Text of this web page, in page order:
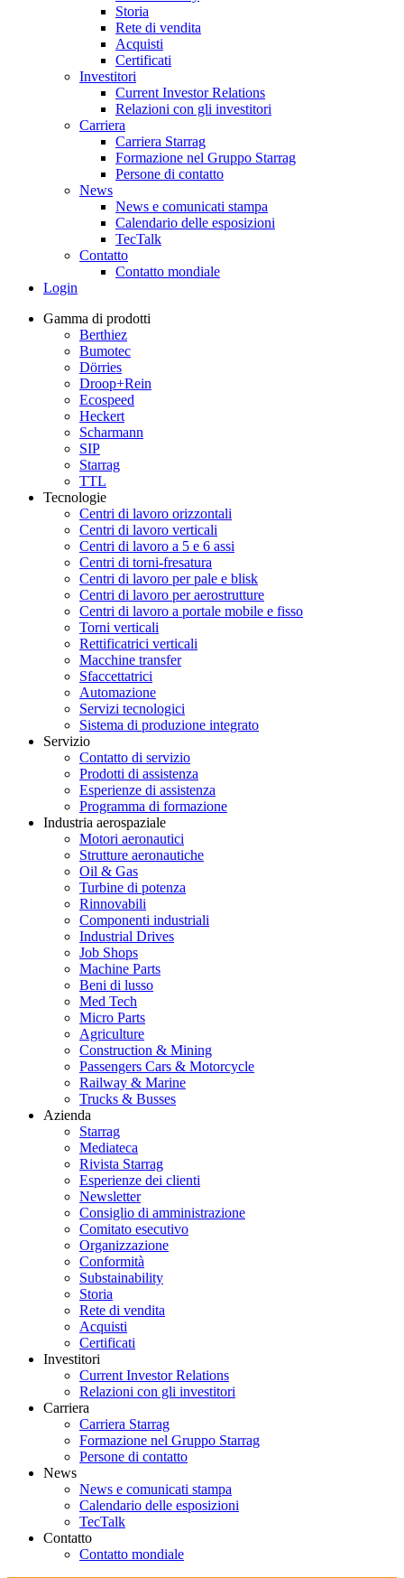
Storia
Rete di vendita
Acquisti
Certificati
Investitori
Current Investor Relations
Relazioni con gli investitori
Carriera
Carriera Starrag
Formazione nel Gruppo Starrag
Persone di contatto
News
News e comunicati stampa
Calendario delle esposizioni
TecTalk
Contatto
Contatto mondiale
Login
Gamma di prodotti
Berthiez
Bumotec
Dörries
Droop+Rein
Ecospeed
Heckert
Scharmann
SIP
Starrag
TTL
Tecnologie
Centri di lavoro orizzontali
Centri di lavoro verticali
Centri di lavoro a 5 e 6 assi
Centri di torni-fresatura
Centri di lavoro per pale e blisk
Centri di lavoro per aerostrutture
Centri di lavoro a portale mobile e fisso
Torni verticali
Rettificatrici verticali
Macchine transfer
Sfaccettatrici
Automazione
Servizi tecnologici
Sistema di produzione integrato
Servizio
Contatto di servizio
Prodotti di assistenza
Esperienze di assistenza
Programma di formazione
Industria aerospaziale
Motori aeronautici
Strutture aeronautiche
Oil & Gas
Turbine di potenza
Rinnovabili
Componenti industriali
Industrial Drives
Job Shops
Machine Parts
Beni di lusso
Med Tech
Micro Parts
Agriculture
Construction & Mining
Passengers Cars & Motorcycle
Railway & Marine
Trucks & Busses
Azienda
Starrag
Mediateca
Rivista Starrag
Esperienze dei clienti
Newsletter
Consiglio di amministrazione
Comitato esecutivo
Organizzazione
Conformità
Substainability
Storia
Rete di vendita
Acquisti
Certificati
Investitori
Current Investor Relations
Relazioni con gli investitori
Carriera
Carriera Starrag
Formazione nel Gruppo Starrag
Persone di contatto
News
News e comunicati stampa
Calendario delle esposizioni
TecTalk
Contatto
Contatto mondiale